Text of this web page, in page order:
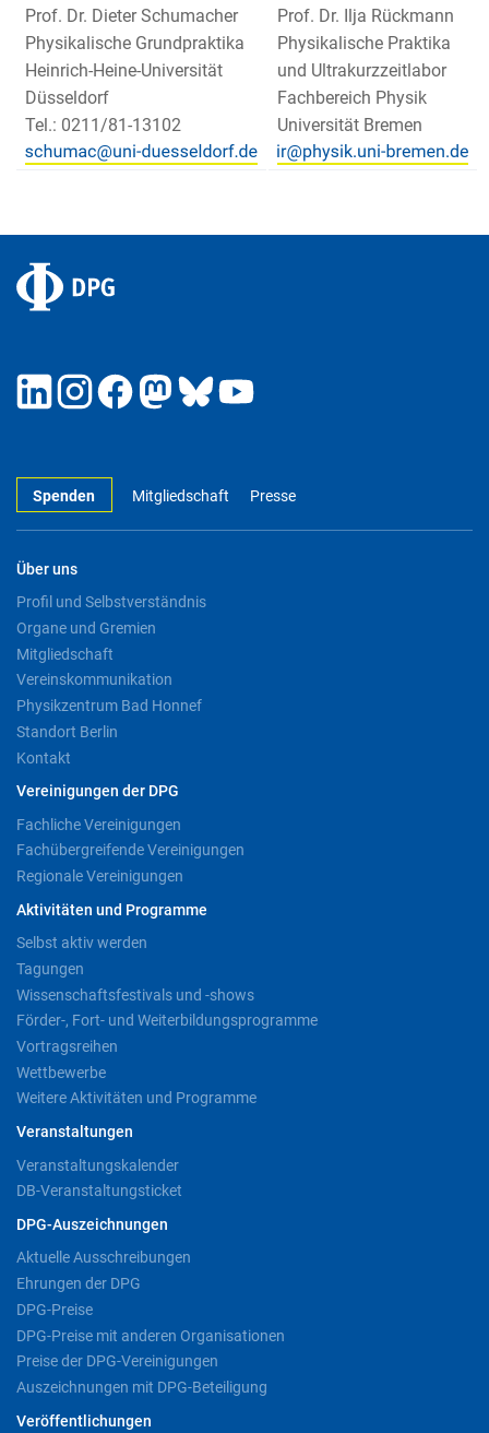
Prof. Dr. Dieter Schumacher
Physikalische Grundpraktika
Heinrich-Heine-Universität
Düsseldorf
Tel.: 0211/81-13102
Prof. Dr. Ilja Rückmann
Physikalische Praktika
und Ultrakurzzeitlabor
Fachbereich Physik
Universität Bremen
Spenden Mitgliedschaft Presse
Über uns
Profil und Selbstverständnis
Organe und Gremien
Mitgliedschaft
Vereinskommunikation
Physikzentrum Bad Honnef
Standort Berlin
Kontakt
Vereinigungen der DPG
Fachliche Vereinigungen
Fachübergreifende Vereinigungen
Regionale Vereinigungen
Aktivitäten und Programme
Selbst aktiv werden
Tagungen
Wissenschaftsfestivals und -shows
Förder-, Fort- und Weiterbildungsprogramme
Vortragsreihen
Wettbewerbe
Weitere Aktivitäten und Programme
Veranstaltungen
Veranstaltungskalender
DB-Veranstaltungsticket
DPG-Auszeichnungen
Aktuelle Ausschreibungen
Ehrungen der DPG
DPG-Preise
DPG-Preise mit anderen Organisationen
Preise der DPG-Vereinigungen
Auszeichnungen mit DPG-Beteiligung
Veröffentlichungen